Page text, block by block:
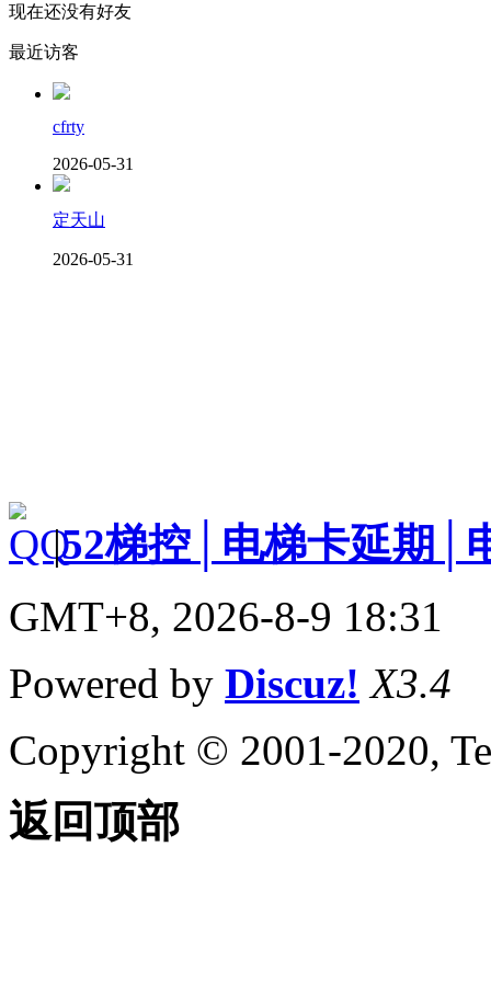
现在还没有好友
最近访客
cfrty
2026-05-31
定天山
2026-05-31
|52梯控│电梯卡延期│
GMT+8, 2026-8-9 18:31
Powered by Discuz! X3.4
Copyright © 2001-2020,
返回顶部